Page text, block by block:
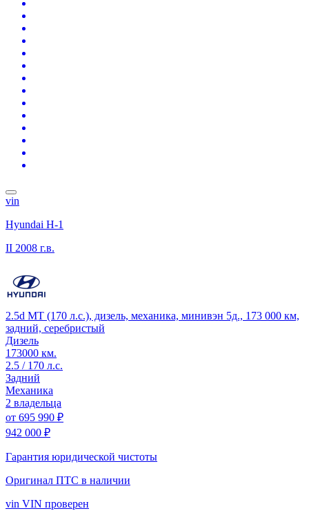
vin
Hyundai H-1
II 2008 г.в.
2.5d MT (170 л.с.), дизель, механика, минивэн 5д., 173 000 км,
задний, серебристый
Дизель
173000 км.
2.5 / 170 л.с.
Задний
Механика
2 владельца
от 695 990 ₽
942 000 ₽
Гарантия юридической чистоты
Оригинал ПТС в наличии
vin VIN проверен